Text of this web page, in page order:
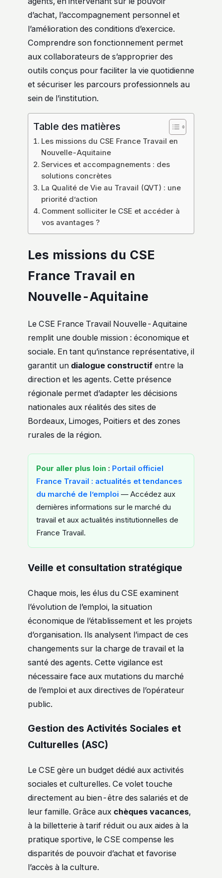
d’achat, l’accompagnement personnel et
l’amélioration des conditions d’exercice.
Comprendre son fonctionnement permet
aux collaborateurs de s’approprier des
outils conçus pour faciliter la vie quotidienne
et sécuriser les parcours professionnels au
sein de l’institution.
Table des matières
Les missions du CSE France Travail en
Nouvelle-Aquitaine
Services et accompagnements : des
solutions concrètes
La Qualité de Vie au Travail (QVT) : une
priorité d’action
Comment solliciter le CSE et accéder à
vos avantages ?
Les missions du CSE
France Travail en
Nouvelle-Aquitaine
Le CSE France Travail Nouvelle-Aquitaine
remplit une double mission : économique et
sociale. En tant qu’instance représentative, il
garantit un dialogue constructif entre la
direction et les agents. Cette présence
régionale permet d’adapter les décisions
nationales aux réalités des sites de
Bordeaux, Limoges, Poitiers et des zones
rurales de la région.
Pour aller plus loin : Portail officiel
France Travail : actualités et tendances
du marché de l’emploi — Accédez aux
dernières informations sur le marché du
travail et aux actualités institutionnelles de
France Travail.
Veille et consultation stratégique
Chaque mois, les élus du CSE examinent
l’évolution de l’emploi, la situation
économique de l’établissement et les projets
d’organisation. Ils analysent l’impact de ces
changements sur la charge de travail et la
santé des agents. Cette vigilance est
nécessaire face aux mutations du marché
de l’emploi et aux directives de l’opérateur
public.
Gestion des Activités Sociales et
Culturelles (ASC)
Le CSE gère un budget dédié aux activités
sociales et culturelles. Ce volet touche
directement au bien-être des salariés et de
leur famille. Grâce aux chèques vacances,
à la billetterie à tarif réduit ou aux aides à la
pratique sportive, le CSE compense les
disparités de pouvoir d’achat et favorise
l’accès à la culture.